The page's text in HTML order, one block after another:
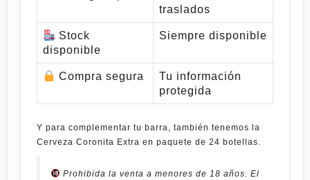
traslados
Stock
disponible
Siempre disponible
Compra segura
Tu información
protegida
Y para complementar tu barra, también tenemos la
Cerveza Coronita Extra en paquete de 24 botellas.
Prohibida la venta a menores de 18 años. El